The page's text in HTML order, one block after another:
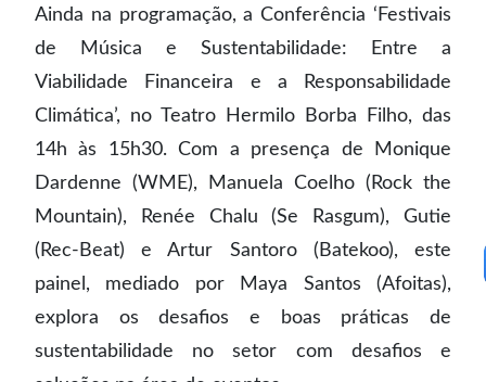
Ainda na programação, a Conferência ‘Festivais
de Música e Sustentabilidade: Entre a
Viabilidade Financeira e a Responsabilidade
Climática’, no Teatro Hermilo Borba Filho, das
14h às 15h30. Com a presença de Monique
Dardenne (WME), Manuela Coelho (Rock the
Mountain), Renée Chalu (Se Rasgum), Gutie
(Rec-Beat) e Artur Santoro (Batekoo), este
painel, mediado por Maya Santos (Afoitas),
explora os desafios e boas práticas de
sustentabilidade no setor com desafios e